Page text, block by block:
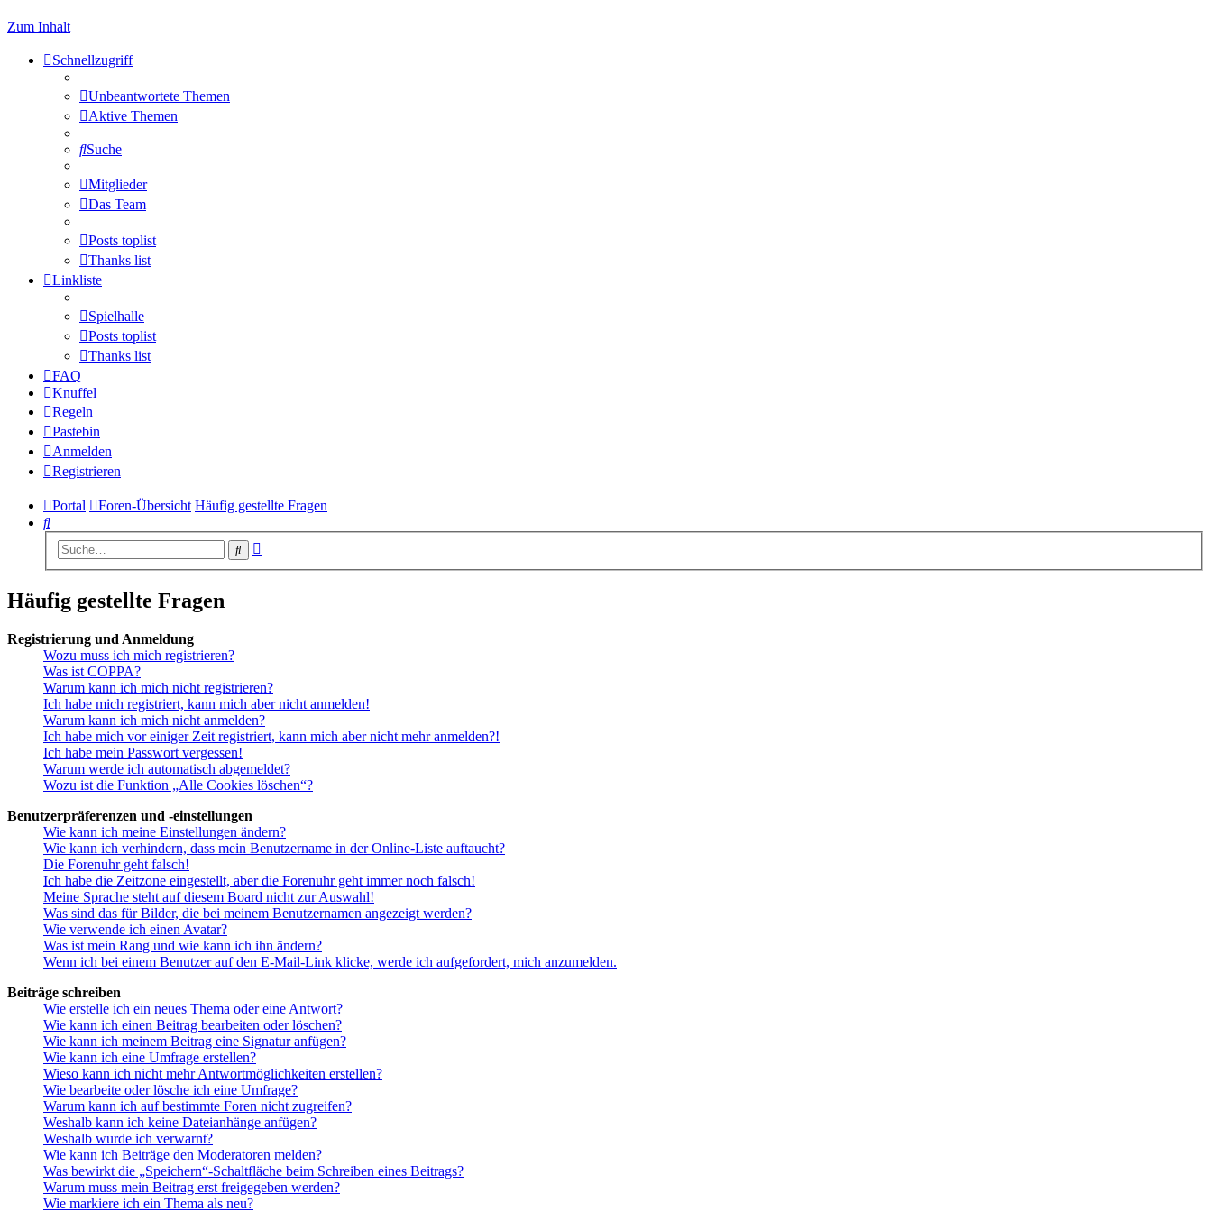
Zum Inhalt
Schnellzugriff
Unbeantwortete Themen
Aktive Themen
Suche
Mitglieder
Das Team
Posts toplist
Thanks list
Linkliste
Spielhalle
Posts toplist
Thanks list
FAQ
Knuffel
Regeln
Pastebin
Anmelden
Registrieren
Portal Foren-Übersicht Häufig gestellte Fragen
Suche
Suche
Häufig gestellte Fragen
Registrierung und Anmeldung
Wozu muss ich mich registrieren?
Was ist COPPA?
Warum kann ich mich nicht registrieren?
Ich habe mich registriert, kann mich aber nicht anmelden!
Warum kann ich mich nicht anmelden?
Ich habe mich vor einiger Zeit registriert, kann mich aber nicht mehr anmelden?!
Ich habe mein Passwort vergessen!
Warum werde ich automatisch abgemeldet?
Wozu ist die Funktion „Alle Cookies löschen“?
Benutzerpräferenzen und -einstellungen
Wie kann ich meine Einstellungen ändern?
Wie kann ich verhindern, dass mein Benutzername in der Online-Liste auftaucht?
Die Forenuhr geht falsch!
Ich habe die Zeitzone eingestellt, aber die Forenuhr geht immer noch falsch!
Meine Sprache steht auf diesem Board nicht zur Auswahl!
Was sind das für Bilder, die bei meinem Benutzernamen angezeigt werden?
Wie verwende ich einen Avatar?
Was ist mein Rang und wie kann ich ihn ändern?
Wenn ich bei einem Benutzer auf den E-Mail-Link klicke, werde ich aufgefordert, mich anzumelden.
Beiträge schreiben
Wie erstelle ich ein neues Thema oder eine Antwort?
Wie kann ich einen Beitrag bearbeiten oder löschen?
Wie kann ich meinem Beitrag eine Signatur anfügen?
Wie kann ich eine Umfrage erstellen?
Wieso kann ich nicht mehr Antwortmöglichkeiten erstellen?
Wie bearbeite oder lösche ich eine Umfrage?
Warum kann ich auf bestimmte Foren nicht zugreifen?
Weshalb kann ich keine Dateianhänge anfügen?
Weshalb wurde ich verwarnt?
Wie kann ich Beiträge den Moderatoren melden?
Was bewirkt die „Speichern“-Schaltfläche beim Schreiben eines Beitrags?
Warum muss mein Beitrag erst freigegeben werden?
Wie markiere ich ein Thema als neu?